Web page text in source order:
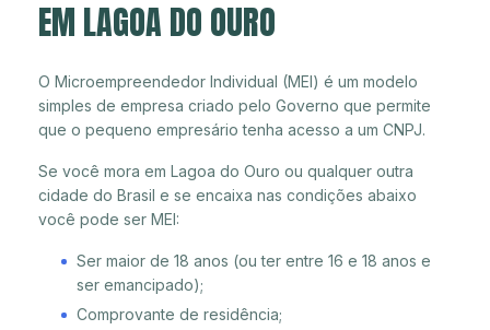
EM LAGOA DO OURO
O Microempreendedor Individual (MEI) é um modelo
simples de empresa criado pelo Governo que permite
que o pequeno empresário tenha acesso a um CNPJ.
Se você mora em Lagoa do Ouro ou qualquer outra
cidade do Brasil e se encaixa nas condições abaixo
você pode ser MEI:
Ser maior de 18 anos (ou ter entre 16 e 18 anos e
ser emancipado);
Comprovante de residência;